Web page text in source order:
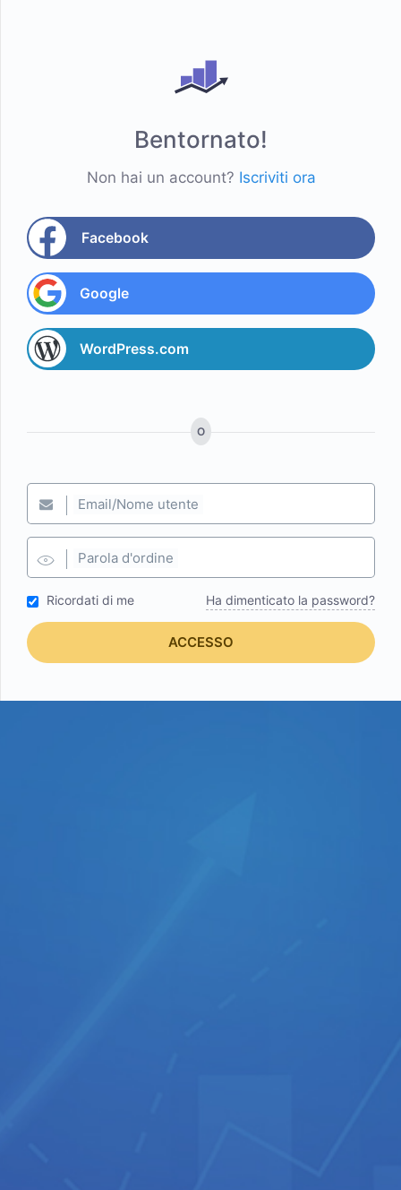
Bentornato!
Non hai un account? Iscriviti ora
Facebook
Google
WordPress.com
O
Email/Nome utente
Parola d'ordine
Ricordati di me Ha dimenticato la password?
ACCESSO